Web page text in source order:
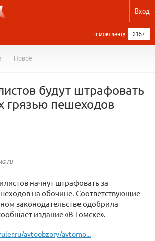
Вход
в мою ленту 3157
Новое
будут штрафовать
грязью пешеходов
начнут штрафовать за
на обочине. Соответствующие
законодательстве одобрила
издание «В Томске».
avtoobzory/avtomo...